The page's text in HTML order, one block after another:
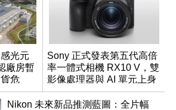
光元
廠房暫
危
Sony 正式發表第五代高倍
率一體式相機 RX10 V，雙
影像處理器與 AI 單元上身
Nikon 未來新品推測藍圖：全片幅